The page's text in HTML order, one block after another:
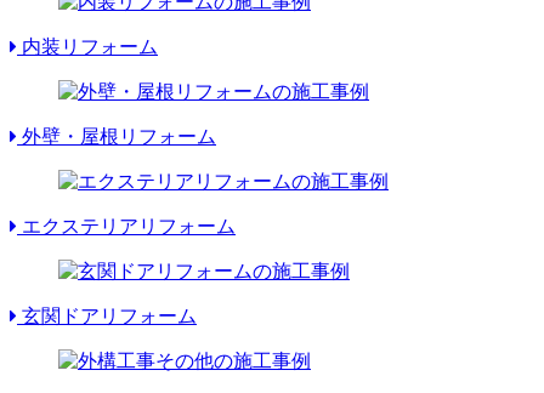
内装リフォーム
外壁・屋根リフォーム
エクステリアリフォーム
玄関ドアリフォーム